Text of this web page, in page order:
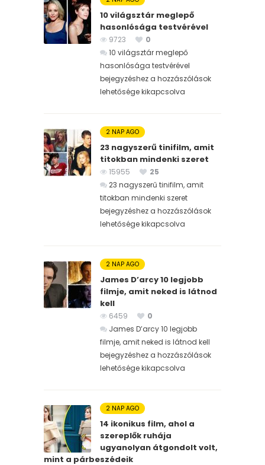
10 világsztár meglepő
hasonlósága testvérével
9723
0
10 világsztár meglepő
hasonlósága testvérével
bejegyzéshez a hozzászólások
lehetősége kikapcsolva
2 NAP AGO
23 nagyszerű tinifilm, amit
titokban mindenki szeret
15955
25
23 nagyszerű tinifilm, amit
titokban mindenki szeret
bejegyzéshez a hozzászólások
lehetősége kikapcsolva
2 NAP AGO
James D’arcy 10 legjobb
filmje, amit neked is látnod
kell
6459
0
James D’arcy 10 legjobb
filmje, amit neked is látnod kell
bejegyzéshez a hozzászólások
lehetősége kikapcsolva
2 NAP AGO
14 ikonikus film, ahol a
szereplők ruhája
ugyanolyan átgondolt volt,
mint a párbeszédeik